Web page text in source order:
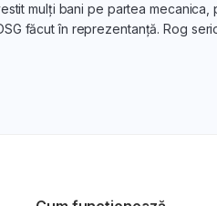
mulți bani pe partea
făcut în reprezentanță. Rog